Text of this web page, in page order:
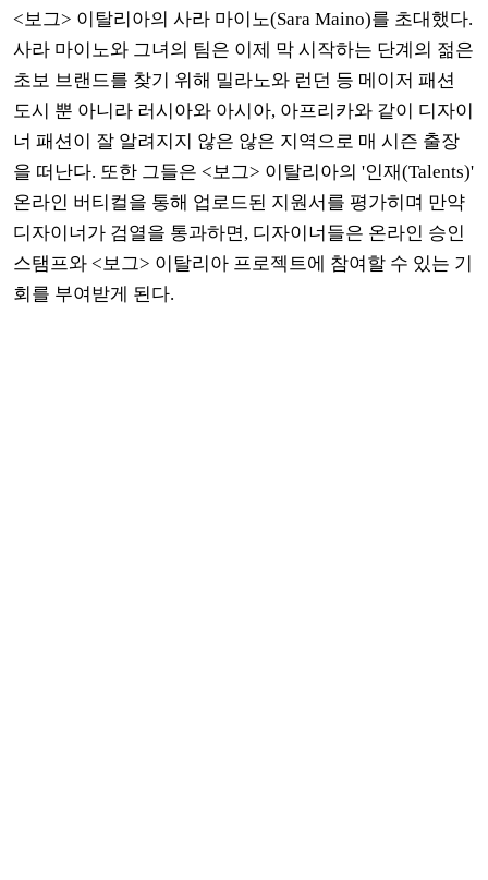
<보그> 이탈리아의 사라 마이노(Sara Maino)를 초대했다.
사라 마이노와 그녀의 팀은 이제 막 시작하는 단계의 젊은
초보 브랜드를 찾기 위해 밀라노와 런던 등 메이저 패션
도시 뿐 아니라 러시아와 아시아, 아프리카와 같이 디자이
너 패션이 잘 알려지지 않은 않은 지역으로 매 시즌 출장
을 떠난다. 또한 그들은 <보그> 이탈리아의 '인재(Talents)'
온라인 버티컬을 통해 업로드된 지원서를 평가히며 만약
디자이너가 검열을 통과하면, 디자이너들은 온라인 승인
스탬프와 <보그> 이탈리아 프로젝트에 참여할 수 있는 기
회를 부여받게 된다.